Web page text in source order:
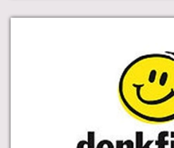
Denkfit, Gregor Loser -
Berufsbildungskonzepte ·
Medienspiegel